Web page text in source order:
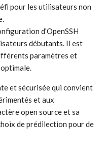
pour les utilisateurs non
d’OpenSSH
débutants. Il est
paramètres et
et sécurisée qui convient
et aux
open source et sa
de prédilection pour de